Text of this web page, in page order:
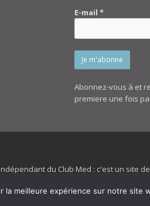
E-mail*
Abonnez-vous à et
premiere une fois
du Club Med : c'est un site
Spirit 45 et son forum ne sont
la meilleure expérience sur notre